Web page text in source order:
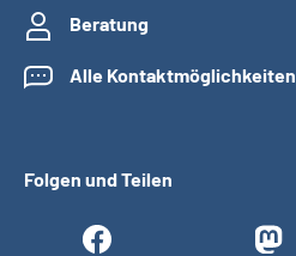
Beratung
Alle Kontaktmöglichkeiten
Folgen und Teilen